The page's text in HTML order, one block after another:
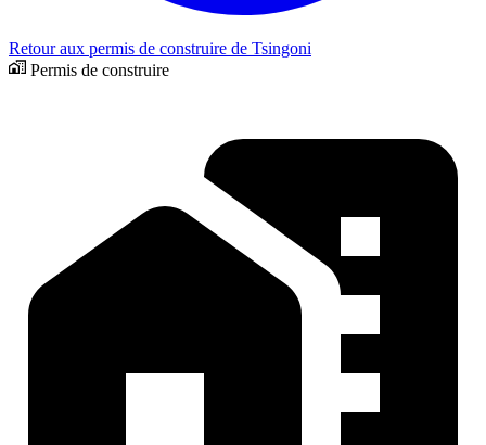
Retour aux permis de construire de Tsingoni
Permis de construire